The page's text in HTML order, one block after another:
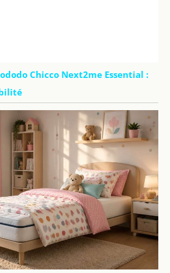
Chicco Next2me Essential :